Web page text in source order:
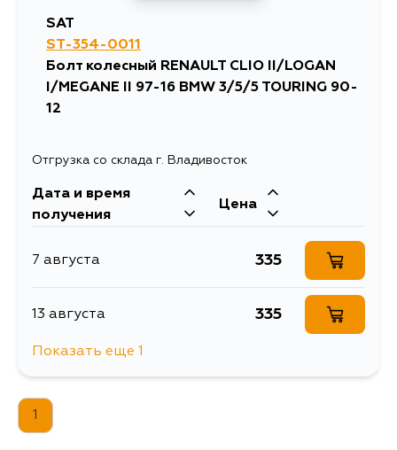
SAT
ST-354-0011
Болт колесный RENAULT CLIO II/LOGAN
I/MEGANE II 97-16 BMW 3/5/5 TOURING 90-
12
Отгрузка со склада г. Владивосток
Дата и время
получения
Цена
7 августа 335
13 августа 335
Показать еще 1
1